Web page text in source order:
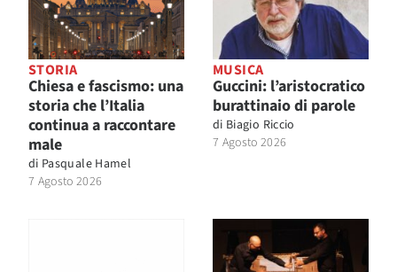
STORIA
Chiesa e fascismo: una
storia che l’Italia
continua a raccontare
male
di Pasquale Hamel
7 Agosto 2026
MUSICA
Guccini: l’aristocratico
burattinaio di parole
di Biagio Riccio
7 Agosto 2026